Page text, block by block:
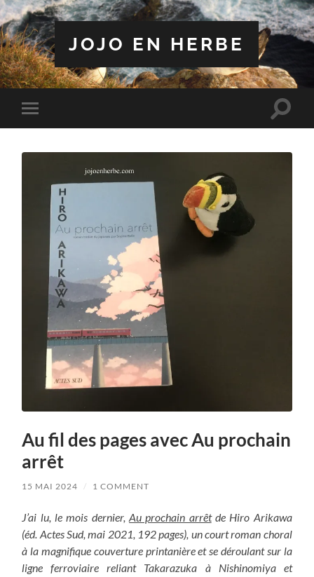
JOJO EN HERBE
Toggle
mobile
Toggle
Au fil des pages avec Au prochain
arrêt
15 MAI 2024 / 1 COMMENT
J’ai lu, le mois dernier, Au prochain arrêtde Hiro Arikawa
(éd. Actes Sud, mai 2021, 192 pages), un court roman choral
à la magnifique couverture printanière et se déroulant sur la
ligne ferroviaire reliant Takarazuka à Nishinomiya et